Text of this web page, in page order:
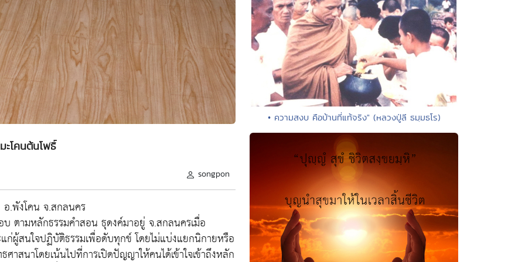
ะโคนต้นโพธิ์
songpon
อ.พังโคน จ.สกลนคร
ตามหลักธรรมคำสอน ธุดงค์มาอยู่ จ.สกลนครเมื่อ
ผู้สนใจปฏิบัติธรรมเพื่อดับทุกข์ โดยไม่แบ่งแยกนิกายหรือ
สนาโดยเน้นไปที่การเปิดปัญญาให้คนได้เข้าใจเข้าถึงหลัก
• ความสงบ คือบ้านที่แท้จริง" (หลวงปู่ลี ธมฺมธโร)